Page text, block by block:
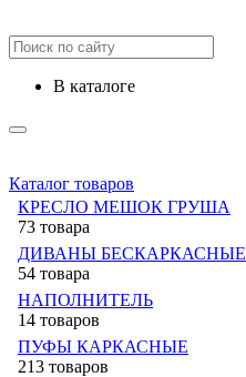
в каталоге
Каталог товаров
КРЕСЛО МЕШОК ГРУША
73 товара
ДИВАНЫ БЕСКАРКАСНЫЕ
54 товара
НАПОЛНИТЕЛЬ
14 товаров
ПУФЫ КАРКАСНЫЕ
213 товаров